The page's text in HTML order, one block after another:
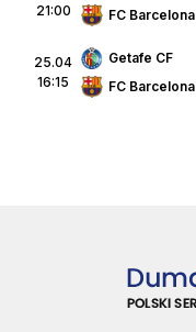
21:00
FC Barcelona
25.04
16:15
Getafe CF
FC Barcelona